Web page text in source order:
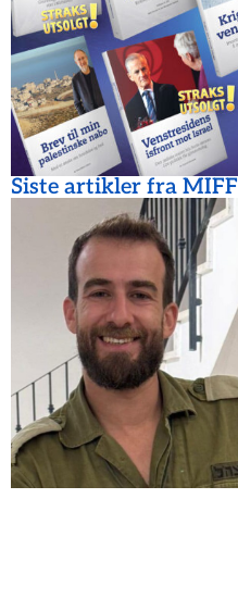
Siste artikler fra MIFF